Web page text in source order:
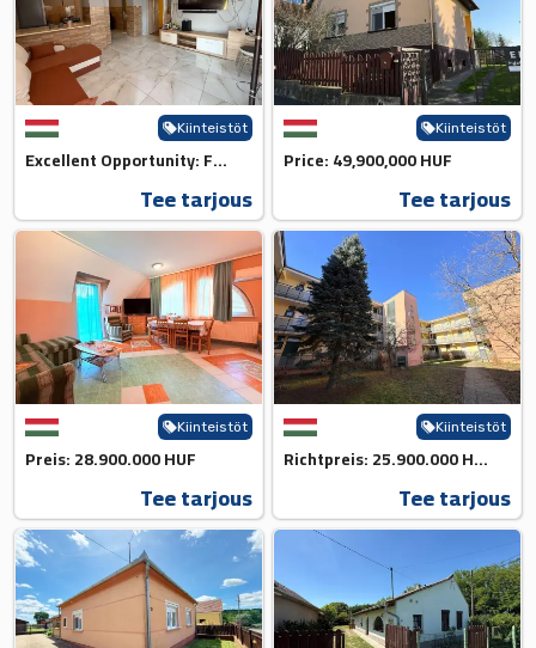
Kiinteistöt
Excellent Opportunity: For 39,...
Tee tarjous
Kiinteistöt
Price: 49,900,000 HUF
Tee tarjous
Kiinteistöt
Preis: 28.900.000 HUF
Tee tarjous
Kiinteistöt
Richtpreis: 25.900.000 HUF 💰...
Tee tarjous